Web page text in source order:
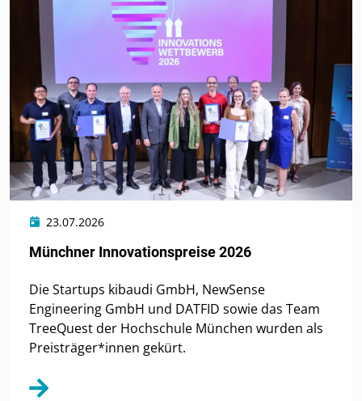
Münchner Innovationspreise 2026
23.07.2026
Die Startups kibaudi GmbH, NewSense
Engineering GmbH und DATFID sowie das Team
TreeQuest der Hochschule München wurden als
Preisträger*innen gekürt.